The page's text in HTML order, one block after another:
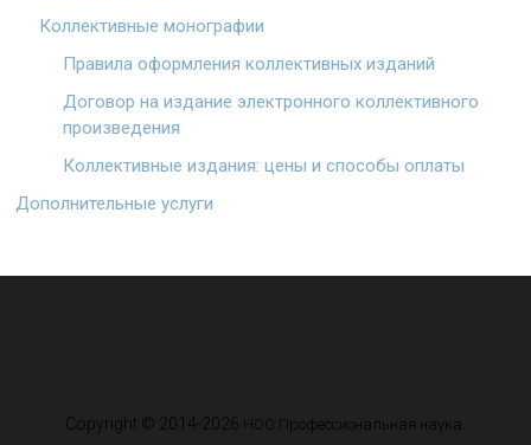
Коллективные монографии
Правила оформления коллективных изданий
Договор на издание электронного коллективного
произведения
Коллективные издания: цены и способы оплаты
Дополнительные услуги
Copyright © 2014-2026 НОО Профессиональная наука